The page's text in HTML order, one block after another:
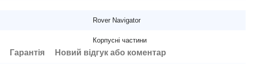
Rover Navigator
Корпусні частини
Гарантія Новий відгук або коментар